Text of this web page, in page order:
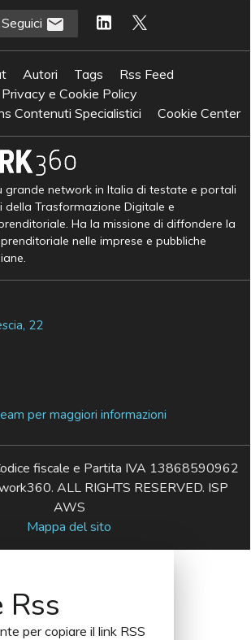
Seguici
Autori Tags
Rss Feed
Privacy e Cookie Policy
Contenuti Specialistici
Cookie Center
grande network in Italia di testate e portali
della Trasformazione Digitale e
Ha la missione di diffondere la
nelle imprese e pubbliche
22
per maggiori informazioni
fiscale e Partita IVA 13868590962
ALL RIGHTS RESERVED. ISP
AWS
Mappa del sito
Rss
per copiare il link RSS